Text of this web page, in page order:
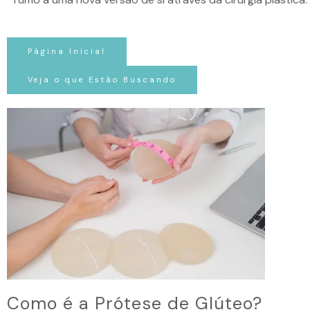
Página Inicial
Veja o que Estão Buscando
Como é a Prótese de Glúteo?